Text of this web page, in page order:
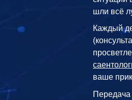
шли всё
Каждый
ваше